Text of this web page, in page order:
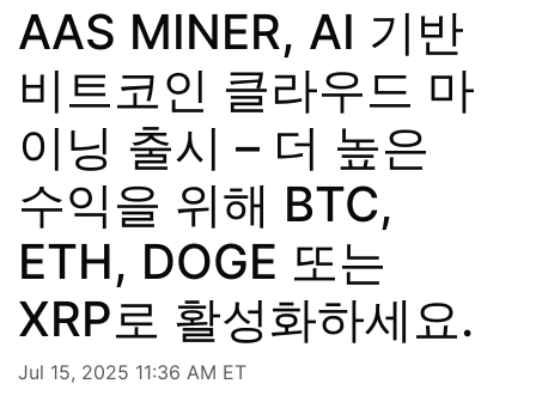
AAS MINER, AI 기반
비트코인 클라우드 마
이닝 출시 – 더 높은
수익을 위해 BTC,
ETH, DOGE 또는
XRP로 활성화하세요.
Jul 15, 2025 11:36 AM ET